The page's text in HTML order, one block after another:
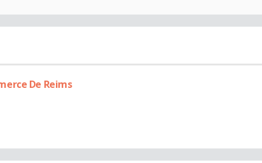
De Reims